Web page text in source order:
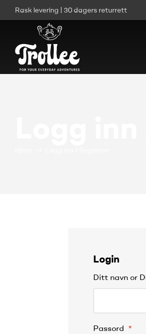
Rask levering | 30 dagers returrett
Login
Ditt navn or
Passord *